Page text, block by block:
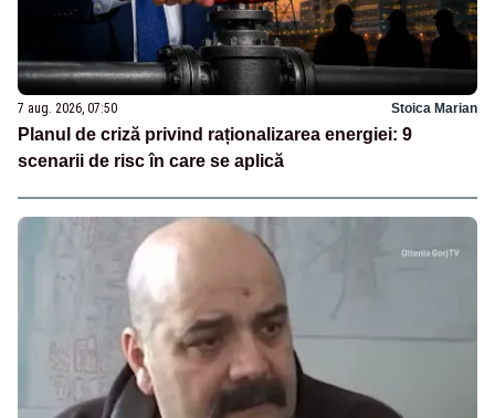
7 aug. 2026, 07:50 Stoica Marian
Planul de criză privind raționalizarea energiei: 9
scenarii de risc în care se aplică